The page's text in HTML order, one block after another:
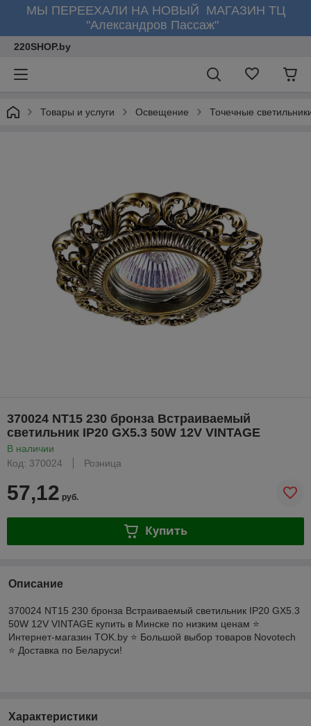
МЫ ПЕРЕЕХАЛИ НА НОВЫЙ МАГАЗИН ТЦ
"Александров Пассаж"
220SHOP.by
Товары и услуги Освещение Точечные
370024 NT15 230 бронза Встраиваемый
светильник IP20 GX5.3 50W 12V VINTAGE
В наличии
Код: 370024
Розница
57,12 руб.
Купить
Описание
370024 NT15 230 бронза Встраиваемый светильник IP20 GX5.3
50W 12V VINTAGE купить в Минске по низким ценам ⭐️
Интернет-магазин TOK.by ⭐️ Большой выбор товаров Novotech
⭐️ Доставка по Беларуси!
Характеристики